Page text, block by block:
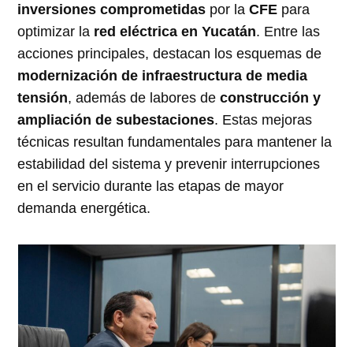
inversiones comprometidas por laCFE para
optimizar la red eléctrica en Yucatán. Entre las
acciones principales, destacan los esquemas de
modernización de infraestructura de media
tensión, además de labores deconstrucción y
ampliación de subestaciones. Estas mejoras
técnicas resultan fundamentales para mantener la
estabilidad del sistema y prevenir interrupciones
en el servicio durante las etapas de mayor
demanda energética.